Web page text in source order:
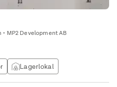
MP2 Development AB
Lagerlokal